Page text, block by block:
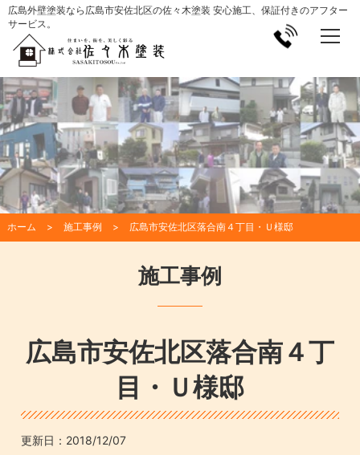
広島外壁塗装なら広島市安佐北区の佐々木塗装 安心施工、保証付きのアフター
サービス。
ホーム 施工事例 広島市安佐北区落合南４丁目・Ｕ様邸
施工事例
広島市安佐北区落合南４丁
目・Ｕ様邸
更新日： 2018/12/07